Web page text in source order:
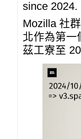
since 2024.
Mozilla 社
北作為第一
茲工寮至